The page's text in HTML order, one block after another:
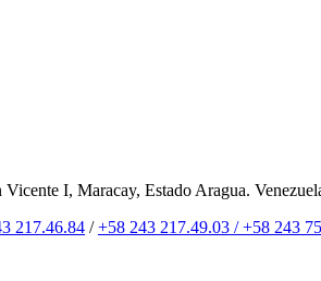
I, Maracay, Estado Aragua.
217.46.84 /+58 243 217.49.03 /+58 243